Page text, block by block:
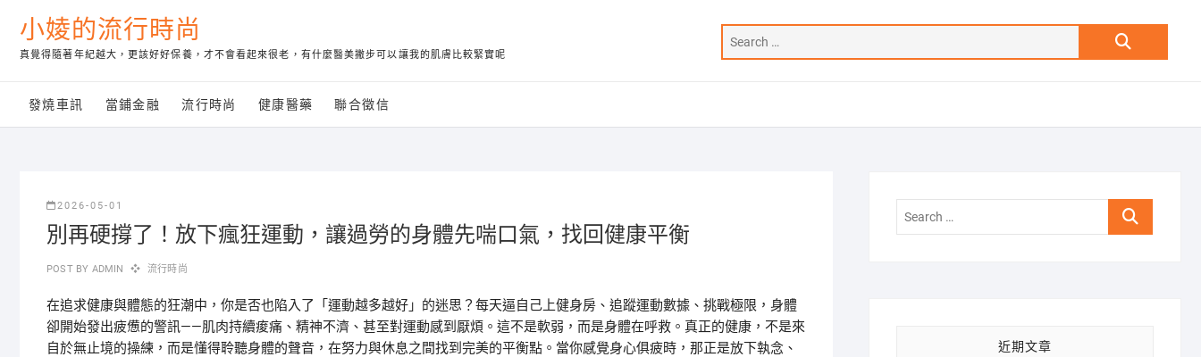
content
小婈的流行時尚
真覺得隨著年紀越大，更該好好保養，才不會看起來很老，有什麼醫美撇步可以讓我的肌膚比較緊實呢
Search
發燒車訊 當鋪金融 流行時尚 健康醫藥 聯合徵信
2026-05-01
別再硬撐了！放下瘋狂運動，讓過勞的身體先喘口氣，找回健康平衡
POST BY ADMIN 流行時尚
在追求健康與體態的狂潮中，你是否也陷入了「運動越多越好」的迷思？每天逼自己上健身房、追蹤運動數據、挑戰極限，身體
卻開始發出疲憊的警訊——肌肉持續痠痛、精神不濟、甚至對運動感到厭煩。這不是軟弱，而是身體在呼救。真正的健康，不是來
自於無止境的操練，而是懂得聆聽身體的聲音，在努力與休息之間找到完美的平衡點。當你感覺身心俱疲時，那正是放下執念、
Search
近期文章